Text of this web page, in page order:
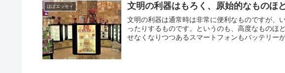
ほぼエッセイ 文明の利器はもろく、原始的なものほ
文明の利器は通常時は非常に便利なものですが、
ったりするものです。というのも、高度なものほ
せなくなりつつあるスマートフォンもバッテリー